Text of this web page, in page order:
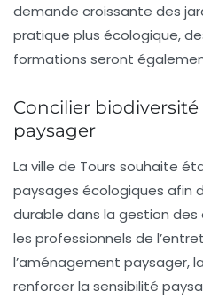
demande croissante des
pratique plus écologique,
formations seront
Concilier
paysager
La ville de Tours souhaite
paysages écologiques afin
durable dans la gestion
les professionnels de
l’aménagement paysager,
renforcer la sensibilité